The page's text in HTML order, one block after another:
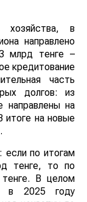
хозяйства, в
направлено
млрд тенге –
кредитование
часть
долгов: из
направлены на
итоге на новые
если по итогам
тенге, то по
В целом
в 2025 году